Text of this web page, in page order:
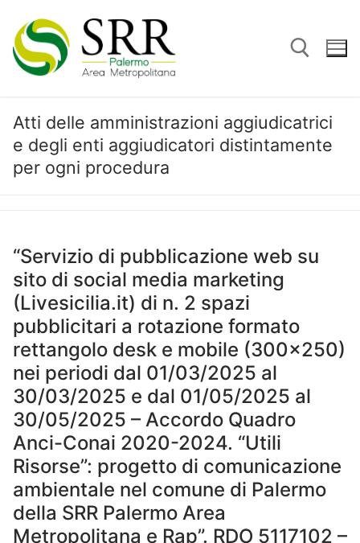
contenuto
Cerca:
Atti delle amministrazioni aggiudicatrici
e degli enti aggiudicatori distintamente
per ogni procedura
“Servizio di pubblicazione web su
sito di social media marketing
(Livesicilia.it) di n. 2 spazi
pubblicitari a rotazione formato
rettangolo desk e mobile (300×250)
nei periodi dal 01/03/2025 al
30/03/2025 e dal 01/05/2025 al
30/05/2025 – Accordo Quadro
Anci-Conai 2020-2024. “Utili
Risorse”: progetto di comunicazione
ambientale nel comune di Palermo
della SRR Palermo Area
Metropolitana e Rap”. RDO 5117102 –